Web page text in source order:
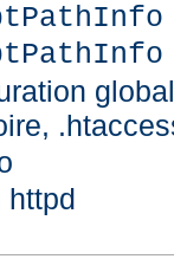
httpd